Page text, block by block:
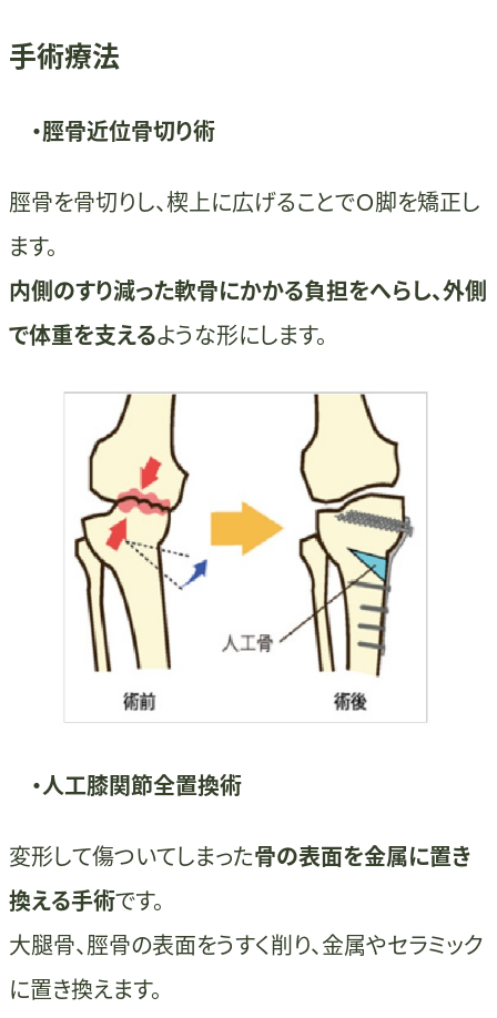
手術療法
・脛骨近位骨切り術
脛骨を骨切りし、楔上に広げることでＯ脚を矯正し
ます。
内側のすり減った軟骨にかかる負担をへらし、外側
で体重を支えるような形にします。
・人工膝関節全置換術
変形して傷ついてしまった骨の表面を金属に置き
換える手術です。
大腿骨、脛骨の表面をうすく削り、金属やセラミック
に置き換えます。